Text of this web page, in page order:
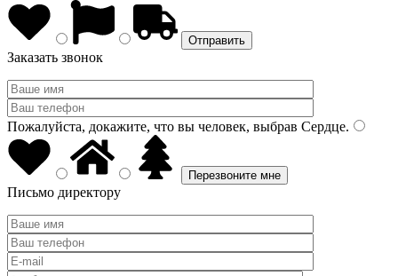
Заказать звонок
Пожалуйста, докажите, что вы человек, выбрав Сердце.
Письмо директору